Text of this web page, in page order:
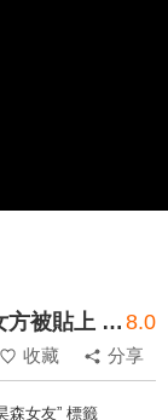
陳昊森大方承認與蘭西雅相戀：不願女方被貼上 “陳昊森女友” 標籤 8.0
收藏 分享
森女友” 標籤